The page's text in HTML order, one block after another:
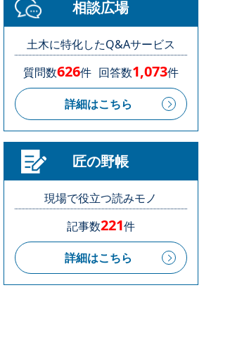
相談広場
土木に特化したQ&Aサービス
質問数626件 回答数1,073件
詳細はこちら
匠の野帳
現場で役立つ読みモノ
記事数221件
詳細はこちら